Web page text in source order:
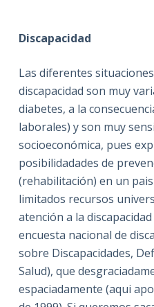
Discapacidad
Las diferentes
discapacidad son muy
diabetes, a la
laborales) y son muy
socioeconómica, pues
posibilidadades de
(rehabilitación) en un
limitados recursos
atención a la
encuesta nacional de
sobre Discapacidades,
Salud), que
espaciadamente (aqui